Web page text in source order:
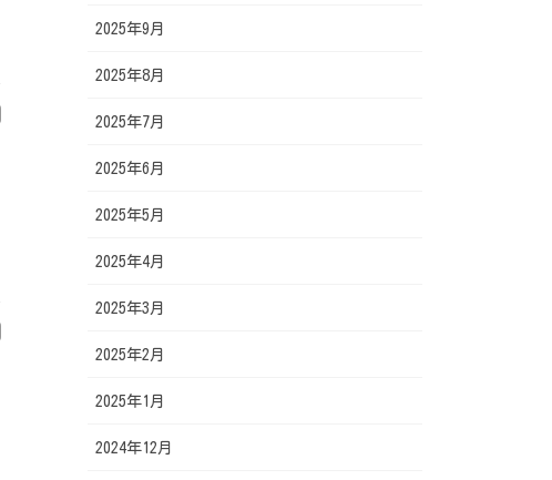
2025年9月
2025年8月
2025年7月
2025年6月
2025年5月
2025年4月
2025年3月
2025年2月
2025年1月
2024年12月